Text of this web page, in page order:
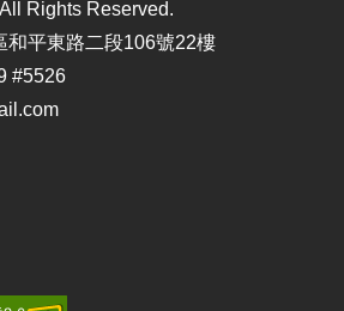
Rights Reserved.
和平東路二段106號22樓
#5526